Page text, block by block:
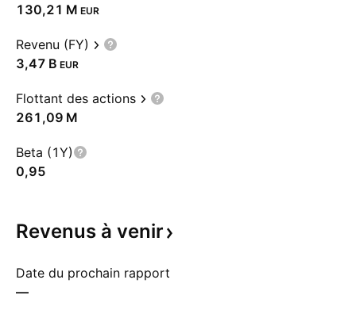
‪130,21 M‬ EUR
Revenu (FY)
‪3,47 B‬ EUR
Flottant des actions
‪261,09 M‬
Beta (1Y)
0,95
Revenus à venir
Date du prochain rapport
—